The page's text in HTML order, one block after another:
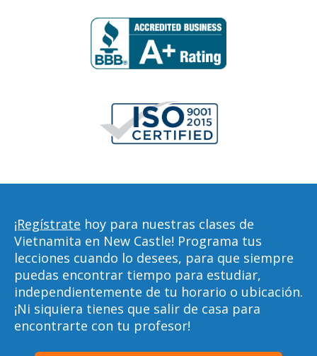
¡Regístrate hoy para nuestras clases de
Vietnamita en New Castle! Programa tus
lecciones cuando lo desees, para que siempre
puedas encontrar tiempo para estudiar,
independientemente de tu horario o ubicación.
¡Ni siquiera tienes que salir de casa para
encontrarte con tu profesor!